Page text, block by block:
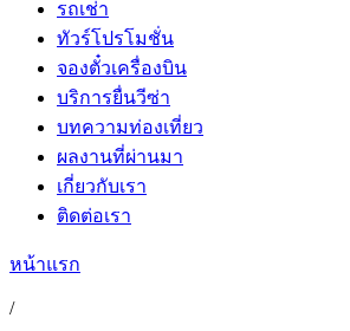
รถเช่า
ทัวร์โปรโมชั่น
จองตั๋วเครื่องบิน
บริการยื่นวีซ่า
บทความท่องเที่ยว
ผลงานที่ผ่านมา
เกี่ยวกับเรา
ติดต่อเรา
หน้าแรก
/